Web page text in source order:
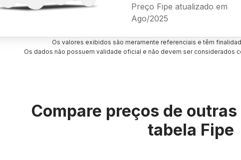
Preço Fipe atualizado em
Ago/2025
Os valores exibidos são meramente referenciais e têm
Os dados não possuem validade oficial e não devem ser considerados
Compare preços de
tabela Fipe